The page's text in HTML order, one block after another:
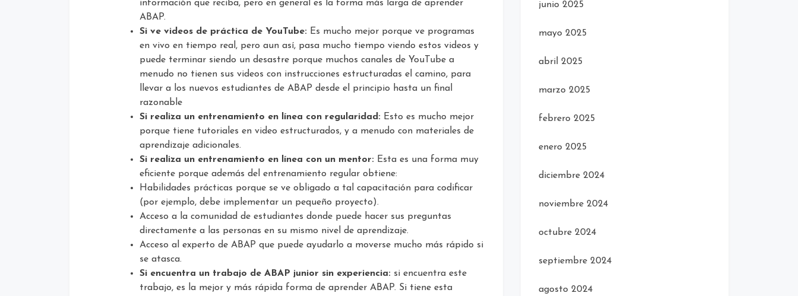
información que reciba, pero en general es la forma más larga de aprender
ABAP.
Si ve videos de práctica de YouTube: Es mucho mejor porque ve programas
en vivo en tiempo real, pero aun así, pasa mucho tiempo viendo estos videos y
puede terminar siendo un desastre porque muchos canales de YouTube a
menudo no tienen sus videos con instrucciones estructuradas el camino, para
llevar a los nuevos estudiantes de ABAP desde el principio hasta un final
razonable
Si realiza un entrenamiento en línea con regularidad: Esto es mucho mejor
porque tiene tutoriales en video estructurados, y a menudo con materiales de
aprendizaje adicionales.
Si realiza un entrenamiento en línea con un mentor: Esta es una forma muy
eficiente porque además del entrenamiento regular obtiene:
Habilidades prácticas porque se ve obligado a tal capacitación para codificar
(por ejemplo, debe implementar un pequeño proyecto).
Acceso a la comunidad de estudiantes donde puede hacer sus preguntas
directamente a las personas en su mismo nivel de aprendizaje.
Acceso al experto de ABAP que puede ayudarlo a moverse mucho más rápido si
se atasca.
Si encuentra un trabajo de ABAP junior sin experiencia: si encuentra este
trabajo, es la mejor y más rápida forma de aprender ABAP. Si tiene esta
junio 2025
mayo 2025
abril 2025
marzo 2025
febrero 2025
enero 2025
diciembre 2024
noviembre 2024
octubre 2024
septiembre 2024
agosto 2024